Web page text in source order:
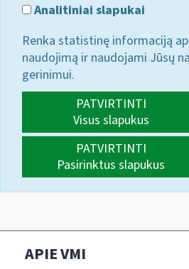
Analitiniai slapukai
Renka statistinę informaciją
naudojimą ir naudojami Jūsų
gerinimui.
PATVIRTINTI
Visus slapukus
PATVIRTINTI
Pasirinktus slapukus
APIE VMI